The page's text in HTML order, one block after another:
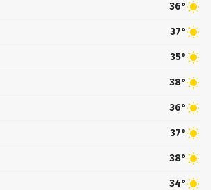
36°
37°
35°
38°
36°
37°
38°
34°